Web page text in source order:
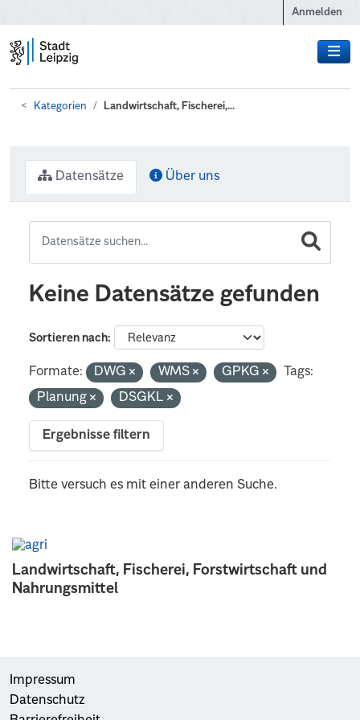
Anmelden
Kategorien Landwirtschaft, Fischerei,...
Landwirtschaft, Fischerei, Forstwirtschaft und
Nahrungsmittel
Datensätze Über uns
Keine Datensätze gefunden
Sortieren nach
Formate: DWG WMS GPKG
Tags:
Planung
DSGKL
Ergebnisse filtern
Bitte versuch es mit einer anderen Suche.
Impressum
Datenschutz